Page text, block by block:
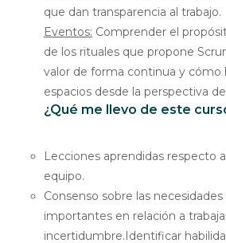
que dan transparencia al trabajo.
Eventos: Comprender el
de los rituales que propone
valor de forma continua y cómo
espacios desde la perspectiva
¿Qué me llevo de este
Lecciones aprendidas respecto
equipo.
Consenso sobre las
importantes en relación a
incertidumbre.Identificar